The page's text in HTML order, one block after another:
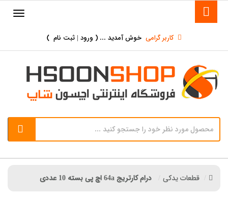
کاربر گرامی خوش آمدید ... ( ورود | ثبت نام )
قطعات یدکی درام کارتریج 64a اچ پی بسته 10 عددی